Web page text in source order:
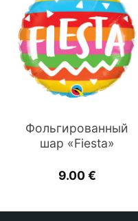
Фольгированный
шар «Fiesta»
9.00€